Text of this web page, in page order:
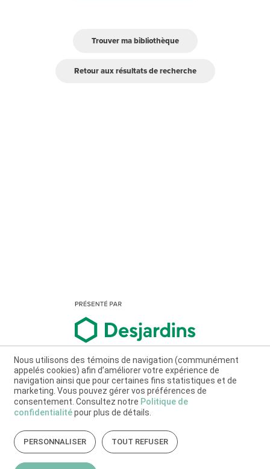
Trouver ma bibliothèque
Retour aux résultats de recherche
Nous utilisons des témoins de navigation (communément
appelés cookies) afin d’améliorer votre expérience de
navigation ainsi que pour certaines fins statistiques et de
marketing. Vous pouvez gérer vos préférences de
consentement. Consultez notre Politique de
confidentialitépour plus de détails.
PERSONNALISER TOUT REFUSER